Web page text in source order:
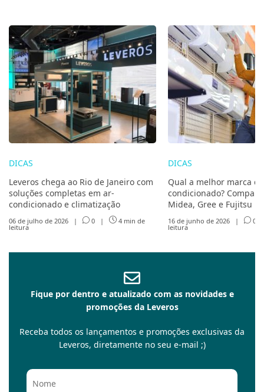
DICAS
Leveros chega ao Rio de Janeiro com
soluções completas em ar-
condicionado e climatização
06 de julho de 2026 | 0 | 4 min de
leitura
DICAS
Qual a melhor marca
condicionado?
Midea, Gree e Fujitsu
16 de junho de 2026 | 0
leitura
Fique por dentro e atualizado com as novidades e
promoções da Leveros
Receba todos os lançamentos e promoções exclusivas da
Leveros, diretamente no seu e-mail ;)